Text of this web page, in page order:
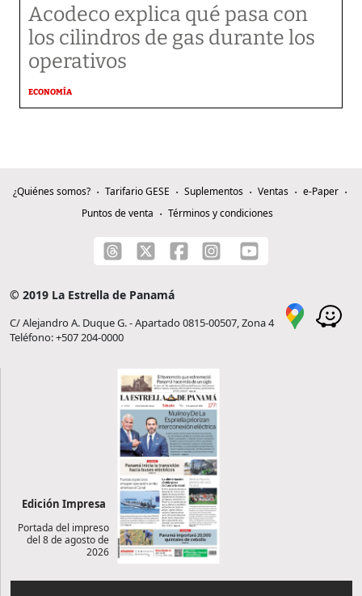
Acodeco explica qué pasa con
los cilindros de gas durante los
operativos
ECONOMÍA
¿Quiénes somos? Tarifario GESE Suplementos Ventas
e-Paper
Puntos de venta
Términos y condiciones
© 2019 La Estrella de Panamá
C/ Alejandro A. Duque G. - Apartado 0815-00507, Zona 4
Teléfono: +507 204-0000
Edición Impresa
Portada del impreso
del 8 de agosto de
2026